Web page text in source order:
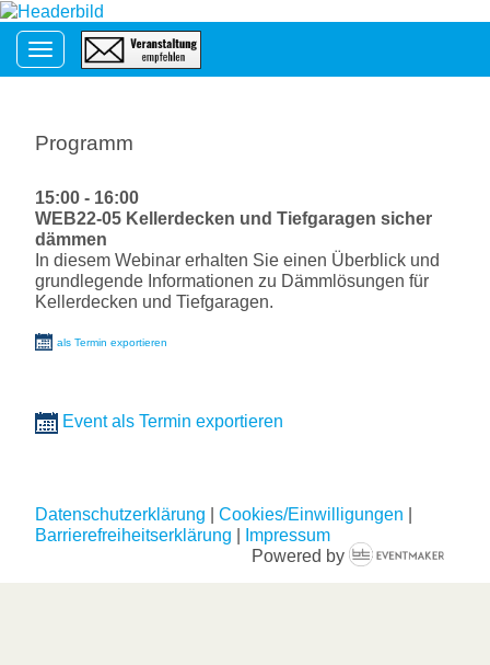
Toggle navigation
Programm
15:00 - 16:00
WEB22-05 Kellerdecken und Tiefgaragen sicher
dämmen
In diesem Webinar erhalten Sie einen Überblick und
grundlegende Informationen zu Dämmlösungen für
Kellerdecken und Tiefgaragen.
als Termin exportieren
Event als Termin exportieren
Datenschutzerklärung Cookies/Einwilligungen
Barrierefreiheitserklärung
Impressum
Powered by